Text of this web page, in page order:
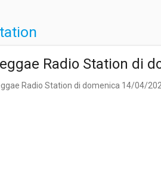
Radio Station di
Radio Station di domenica 14/04/